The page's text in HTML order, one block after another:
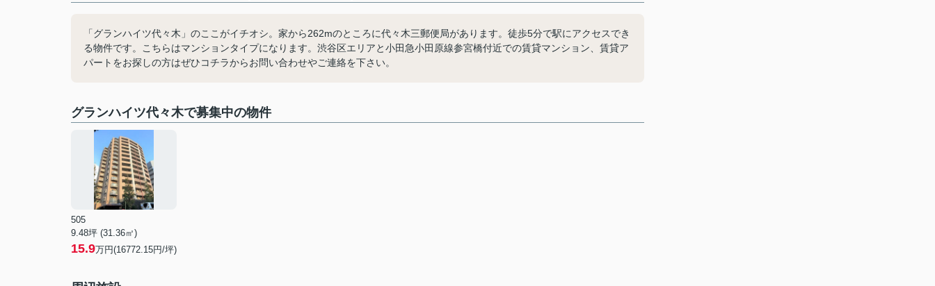
「グランハイツ代々木」のここがイチオシ。家から262mのところに代々木三郵便局があります。徒歩5分で駅にアクセスでき
る物件です。こちらはマンションタイプになります。渋谷区エリアと小田急小田原線参宮橋付近での賃貸マンション、賃貸ア
パートをお探しの方はぜひコチラからお問い合わせやご連絡を下さい。
グランハイツ代々木で募集中の物件
505
9.48坪 (31.36㎡)
15.9万円(16772.15円/坪)